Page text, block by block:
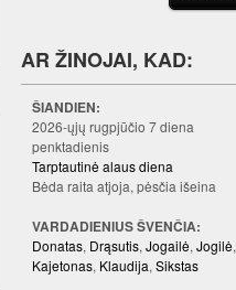
AR ŽINOJAI, KAD:
ŠIANDIEN:
2026-ųjų rugpjūčio 7 diena
penktadienis
Tarptautinė alaus diena
Bėda raita atjoja, pėsčia išeina
VARDADIENIUS ŠVENČIA:
Donatas, Drąsutis, Jogailė, Jogilė,
Kajetonas, Klaudija, Sikstas